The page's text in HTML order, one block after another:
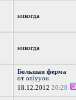
никогда
никогда
Большая ферма
отonlyyou
18.12.201220:28